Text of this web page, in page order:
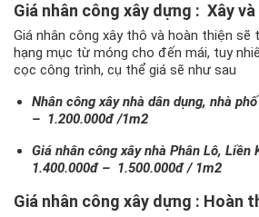
Giá nhân công xây dựng : Xây
Giá nhân công xây thô và hoàn thiện
hạng mục từ móng cho đến mái, tuy
cọc công trình, cụ thể giá sẽ như sau
Nhân công xây nhà dân dụng, nhà
– 1.200.000đ /1m2
Giá nhân công xây nhà Phân Lô, Liền
1.400.000đ – 1.500.000đ / 1m2
Giá nhân công xây dựng : Hoàn